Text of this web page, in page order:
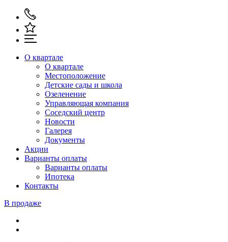
О квартале
О квартале
Местоположение
Детские сады и школа
Озеленение
Управляющая компания
Соседский центр
Новости
Галерея
Документы
Акции
Варианты оплаты
Варианты оплаты
Ипотека
Контакты
В продаже